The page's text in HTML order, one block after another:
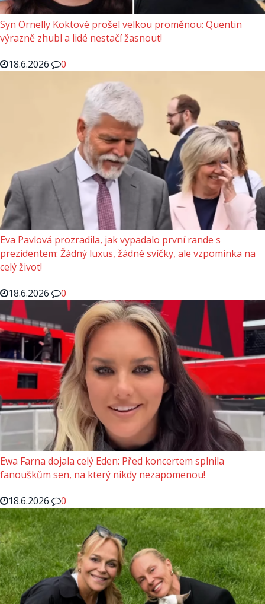
Syn Ornelly Koktové prošel velkou proměnou: Quentin
výrazně zhubl a lidé nestačí žasnout!
18.6.2026
0
Eva Pavlová prozradila, jak vypadalo první rande s
prezidentem: Žádný luxus, žádné svíčky, ale vzpomínka na
celý život!
18.6.2026
0
Ewa Farna dojala celý Eden: Před koncertem splnila
fanouškům sen, na který nikdy nezapomenou!
18.6.2026
0